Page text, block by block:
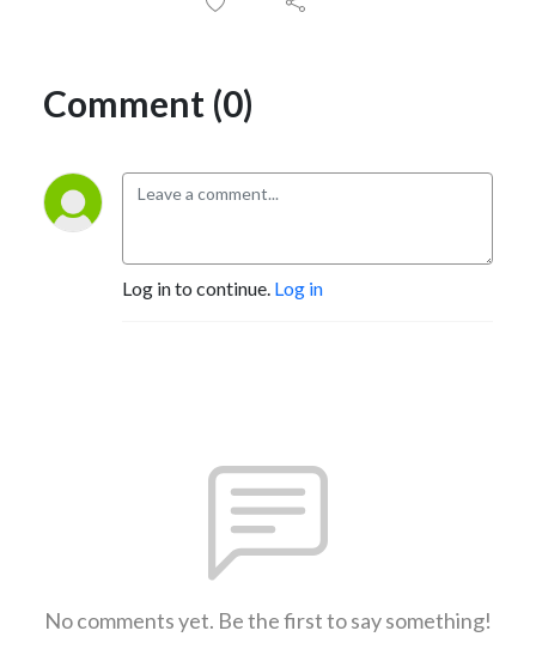
Comment (0)
Log in to continue. Log in
No comments yet. Be the first to say something!